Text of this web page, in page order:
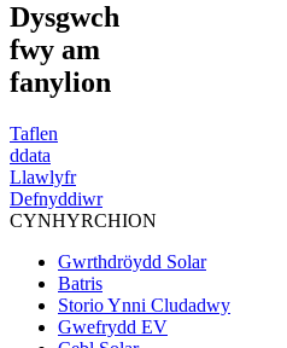
Dysgwch
fwy am
fanylion
Taflen
ddata
Llawlyfr
Defnyddiwr
CYNHYRCHION
Gwrthdröydd Solar
Batris
Storio Ynni Cludadwy
Gwefrydd EV